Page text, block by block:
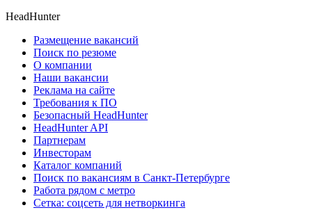
HeadHunter
Размещение вакансий
Поиск по резюме
О компании
Наши вакансии
Реклама на сайте
Требования к ПО
Безопасный HeadHunter
HeadHunter API
Партнерам
Инвесторам
Каталог компаний
Поиск по вакансиям в Санкт-Петербурге
Работа рядом с метро
Сетка: соцсеть для нетворкинга